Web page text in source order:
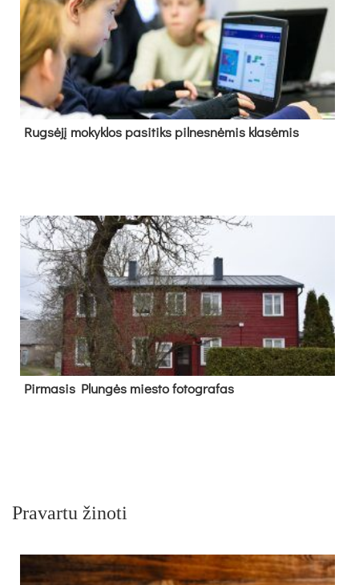
Rug­sė­jį mo­kyk­los pa­si­tiks pil­nes­nė­mis kla­sė­mis
Pir­ma­sis Plun­gės mies­to fo­tog­ra­fas
Pravartu žinoti